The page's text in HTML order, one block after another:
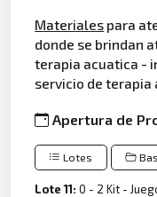
Materiales para
donde se brindan
terapia acuatica -
servicio de terapia
Apertura de
Lotes
Lote 11:0 - 2 Kit -